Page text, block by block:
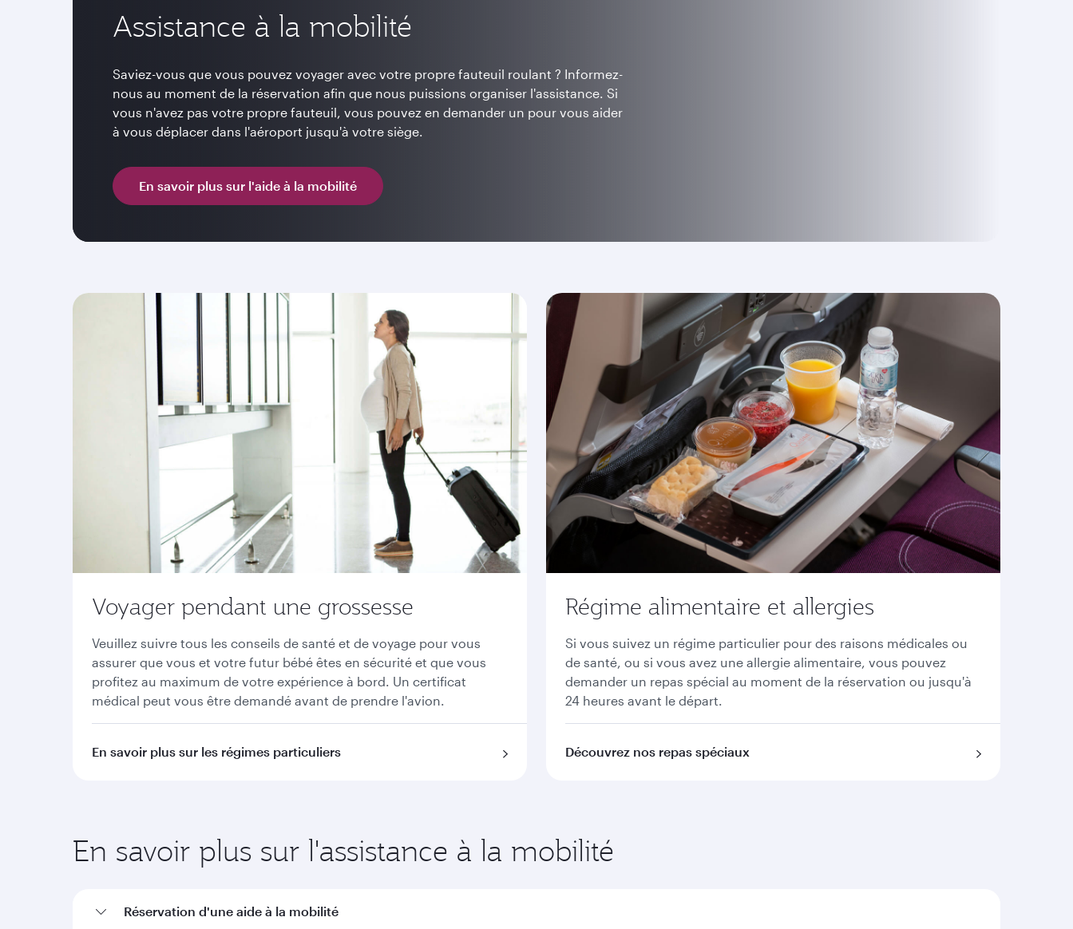
Assistance à la mobilité
Saviez-vous que vous pouvez voyager avec votre propre fauteuil roulant ? Informez-
nous au moment de la réservation afin que nous puissions organiser l'assistance. Si
vous n'avez pas votre propre fauteuil, vous pouvez en demander un pour vous aider
à vous déplacer dans l'aéroport jusqu'à votre siège.
En savoir plus sur l'aide à la mobilité
Voyager pendant une grossesse
Veuillez suivre tous les conseils de santé et de voyage pour vous
assurer que vous et votre futur bébé êtes en sécurité et que vous
profitez au maximum de votre expérience à bord. Un certificat
médical peut vous être demandé avant de prendre l'avion.
En savoir plus sur les régimes particuliers
Régime alimentaire et allergies
Si vous suivez un régime particulier pour des raisons médicales ou
de santé, ou si vous avez une allergie alimentaire, vous pouvez
demander un repas spécial au moment de la réservation ou jusqu'à
24 heures avant le départ.
Découvrez nos repas spéciaux
En savoir plus sur l'assistance à la mobilité
Réservation d'une aide à la mobilité